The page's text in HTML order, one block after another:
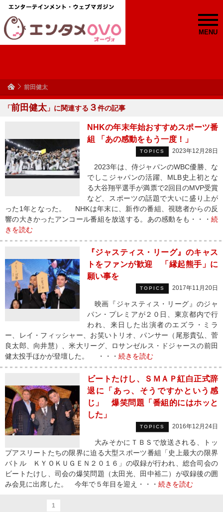
MENU
前田健太
「前田健太 」に関連する ３件の記事
NHKの年末年始おすすめスポーツ番
組 「あの感動をもう一度！」
TOPICS 2023年12月28日
2023年は、侍ジャパンのWBC優勝、な
でしこジャパンの活躍、MLB史上初とな
る大谷翔平選手が満票で2回目のMVP受賞
など、スポーツの話題で大いに盛り上が
った1年となった。 NHKは年末に、新作の番組、視聴者からの反
響の大きかったアンコール番組を放送する。あの感動をも・・・ 続
きを読む
『ジャスティス・リーグ』のキャス
トをファンが歓迎 「縁起熊手」に
願い事を
TOPICS 2017年11月20日
映画『ジャスティス・リーグ』のジャ
パン・プレミアが２０日、東京都内で行
われ、来日した出演者のエズラ・ミラ
ー、レイ・フィッシャー、お笑いトリオ、パンサー（尾形貴弘、菅
良太郎、向井慧）、米大リーグ、ロサンゼルス・ドジャースの前田
健太投手ほかが登壇した。 ・・・ 続きを読む
ビートたけし、ＳＭＡＰ紅白正式辞
退に「あっ、そうですかという感
じ」 爆笑問題「番組的にはホッと
した」
TOPICS 2016年12月24日
大みそかにＴＢＳで放送される、トッ
プアスリートたちの限界に迫る大型スポーツ番組「史上最大の限界
バトル ＫＹＯＫＵＧＥＮ２０１６」の収録が行われ、総合司会の
ビートたけし、司会の爆笑問題（太田光、田中裕二）が収録後の囲
み会見に出席した。 今年で５年目を迎え・・・ 続きを読む
1